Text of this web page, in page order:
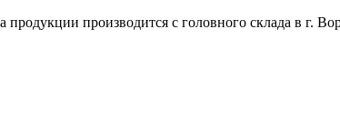
производится с головного склада в г.